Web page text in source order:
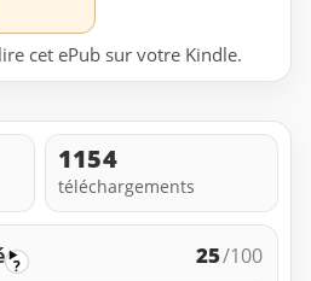
cet ePub sur votre Kindle.
1154
téléchargements
? 25/100